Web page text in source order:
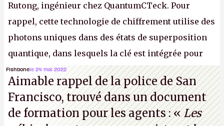
Rutong, ingénieur chez QuantumCTeck. Pour
rappel, cette technologie de chiffrement utilise des
photons uniques dans des états de superposition
quantique, dans lesquels la clé est intégrée pour
garantir une sécurité inconditionnelle entre des
parties distantes. Vous ne comprenez rien ? C’est
normal, ça fait toujours ça avec le quantique.
(Crédit photo : China Telecom)
Fishbonele 24 mai 2022
Aimable rappel de la police de San
Francisco, trouvé dans un document
de formation pour les agents : «Les